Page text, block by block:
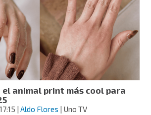
mi
tipo
de
piel?
Dermatóloga
te
dice
animal print más cool para
|Aldo Flores | Uno TV